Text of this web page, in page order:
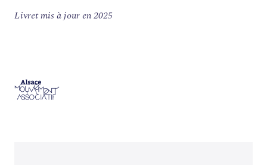
Livret mis à jour en 2025